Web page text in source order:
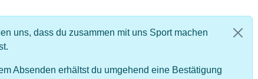
uns, dass du zusammen mit uns Sport machen
Absenden erhältst du umgehend eine Bestätigung